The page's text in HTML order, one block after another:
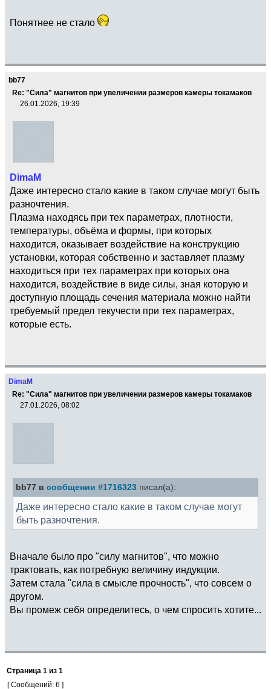
Понятнее не стало
bb77
Re: "Сила" магнитов при увеличении размеров камеры токамаков
26.01.2026, 19:39
DimaM
Даже интересно стало какие в таком случае могут быть
разночтения.
Плазма находясь при тех параметрах, плотности,
температуры, объёма и формы, при которых
находится, оказывает воздействие на конструкцию
установки, которая собственно и заставляет плазму
находиться при тех параметрах при которых она
находится, воздействие в виде силы, зная которую и
доступную площадь сечения материала можно найти
требуемый предел текучести при тех параметрах,
которые есть.
DimaM
Re: "Сила" магнитов при увеличении размеров камеры токамаков
27.01.2026, 08:02
bb77 в сообщении #1716323 писал(а):
Даже интересно стало какие в таком случае могут
быть разночтения.
Вначале было про "силу магнитов", что можно
трактовать, как потребную величину индукции.
Затем стала "сила в смысле прочность", что совсем о
другом.
Вы промеж себя определитесь, о чем спросить хотите...
Страница 1 из 1
[ Сообщений: 6 ]